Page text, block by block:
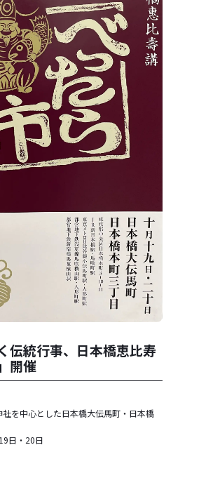
伝統行事、日本橋恵比寿
開催
を中心とした日本橋大伝馬町・日本橋
日・20日